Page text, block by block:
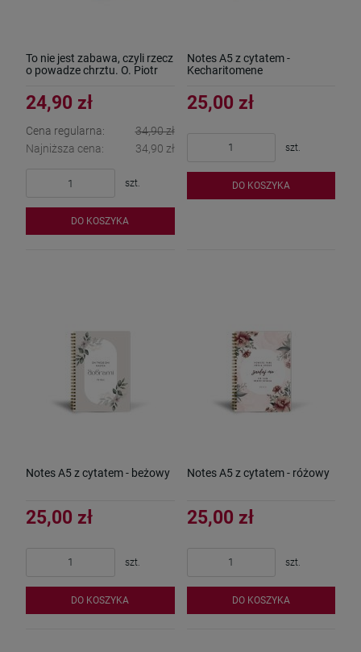
To nie jest zabawa, czyli rzecz
o powadze chrztu. O. Piotr
24,90 zł
Cena regularna:
34,90 zł
Najniższa cena:
34,90 zł
szt.
DO KOSZYKA
Notes A5 z cytatem -
Kecharitomene
25,00 zł
szt.
DO KOSZYKA
Notes A5 z cytatem - beżowy
25,00 zł
szt.
DO KOSZYKA
Notes A5 z cytatem - różowy
25,00 zł
szt.
DO KOSZYKA